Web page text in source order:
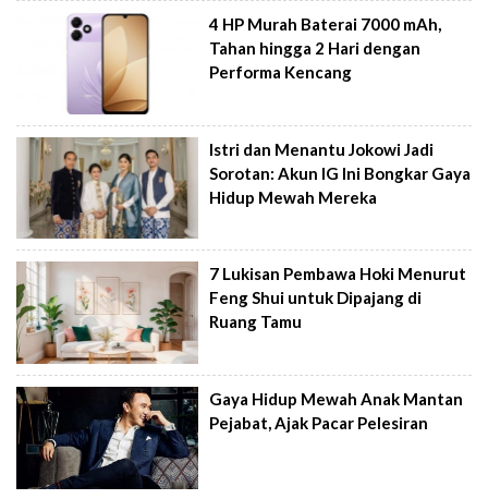
4 HP Murah Baterai 7000 mAh,
Tahan hingga 2 Hari dengan
Performa Kencang
Istri dan Menantu Jokowi Jadi
Sorotan: Akun IG Ini Bongkar Gaya
Hidup Mewah Mereka
7 Lukisan Pembawa Hoki Menurut
Feng Shui untuk Dipajang di
Ruang Tamu
Gaya Hidup Mewah Anak Mantan
Pejabat, Ajak Pacar Pelesiran